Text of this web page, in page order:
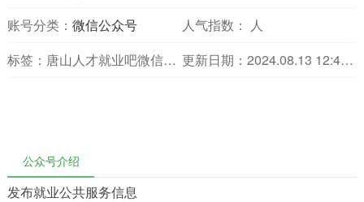
账号分类： 微信公众号 人气指数：
人
标签：唐山人才就业吧微信公众号,唐山人才就业吧微信
更新日期：2024.08.13 12:43:11
公众号介绍
发布就业公共服务信息